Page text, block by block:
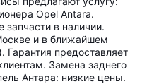
Opel Antara.
в наличии.
и в ближайшем
предоставляет
Замена заднего
Антара: низкие цены.